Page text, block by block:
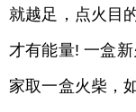
就越足，点火目
才有能量! 一盒
家取一盒火柴，